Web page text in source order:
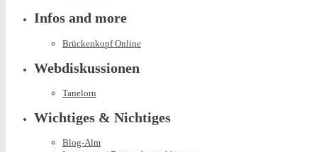
Infos and more
Brückenkopf Online
Webdiskussionen
Tanelorn
Wichtiges & Nichtiges
Blog-Alm